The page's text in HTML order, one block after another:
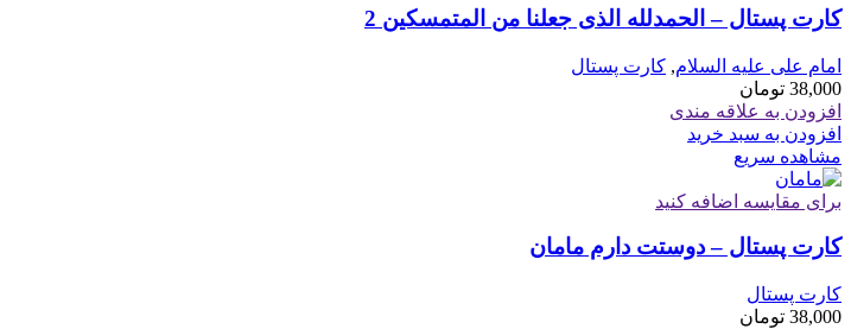
کارت پستال – الحمدلله الذی جعلنا من المتمسکین 2
امام علی علیه السلام, کارت پستال
38,000 تومان
افزودن به علاقه مندی
افزودن به سبد خرید
مشاهده سریع
برای مقایسه اضافه کنید
کارت پستال – دوستت دارم مامان
کارت پستال
38,000 تومان